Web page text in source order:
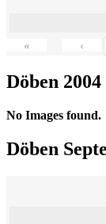
« ‹
Döben 2004
No Images found.
Döben